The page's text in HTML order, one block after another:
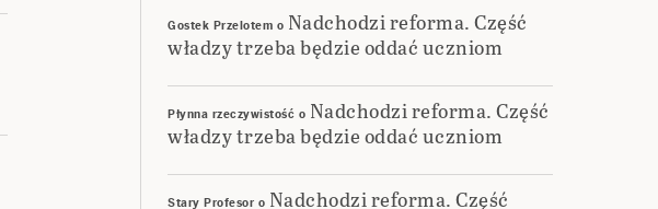
Gostek Przelotem o Nadchodzi reforma. Część
władzy trzeba będzie oddać uczniom
Płynna rzeczywistość o Nadchodzi reforma. Część
władzy trzeba będzie oddać uczniom
Stary Profesor o Nadchodzi reforma. Część